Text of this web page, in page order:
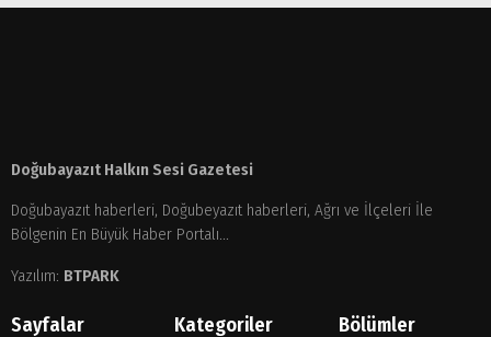
Doğubayazıt Halkın Sesi Gazetesi
Doğubayazıt haberleri, Doğubeyazıt haberleri, Ağrı ve İlçeleri İle
Bölgenin En Büyük Haber Portalı...
Yazılım: BTPARK
Sayfalar Kategoriler Bölümler